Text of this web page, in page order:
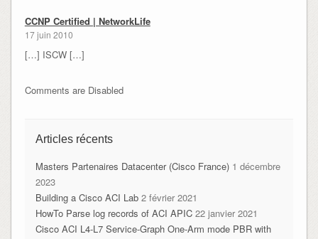
CCNP Certified | NetworkLife
17 juin 2010
[…] ISCW […]
Comments are Disabled
Articles récents
Masters Partenaires Datacenter (Cisco France) 1 décembre
2023
Building a Cisco ACI Lab 2 février 2021
HowTo Parse log records of ACI APIC 22 janvier 2021
Cisco ACI L4-L7 Service-Graph One-Arm mode PBR with